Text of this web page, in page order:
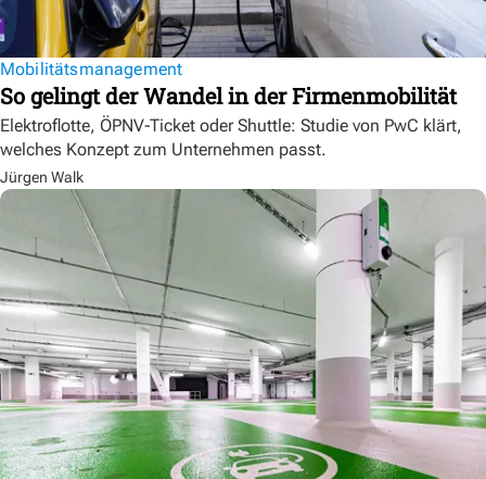
Mobilitätsmanagement
So gelingt der Wandel in der Firmenmobilität
Elektroflotte, ÖPNV-Ticket oder Shuttle: Studie von PwC klärt,
welches Konzept zum Unternehmen passt.
Jürgen Walk